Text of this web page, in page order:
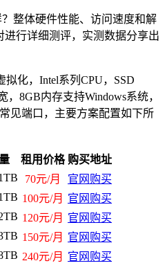
整体硬件性能、访问速度和解
行详细测评，实测数据分享出
化，Intel系列CPU，SSD
，8GB内存支持Windows系统，
见端口，主要方案配置如下所
租用价格 购买地址
70元/月
官网购买
100元/月
官网购买
120元/月
官网购买
150元/月
官网购买
240元/月 官网购买